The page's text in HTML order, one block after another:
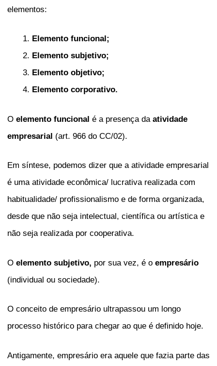
elementos:
Elemento funcional;
Elemento subjetivo;
Elemento objetivo;
Elemento corporativo.
O elemento funcional é a presença da atividade
empresarial (art. 966 do CC/02).
Em síntese, podemos dizer que a atividade empresarial
é uma atividade econômica/ lucrativa realizada com
habitualidade/ profissionalismo e de forma organizada,
desde que não seja intelectual, científica ou artística e
não seja realizada por cooperativa.
O elemento subjetivo, por sua vez, é o empresário
(individual ou sociedade).
O conceito de empresário ultrapassou um longo
processo histórico para chegar ao que é definido hoje.
Antigamente, empresário era aquele que fazia parte das